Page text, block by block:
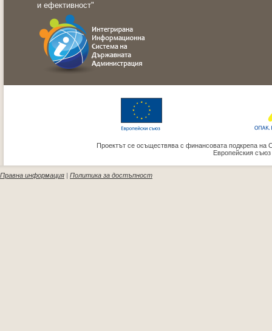
и ефективност"
Проектът се осъществява с финансовата подкрепа на
Европейския
Правна информация | Политика за достъпност